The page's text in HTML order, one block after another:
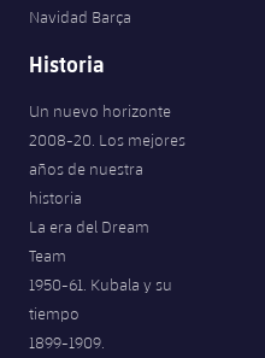
Navidad Barça
Historia
Un nuevo horizonte
2008-20. Los mejores
años de nuestra
historia
La era del Dream
Team
1950-61. Kubala y su
tiempo
1899-1909.